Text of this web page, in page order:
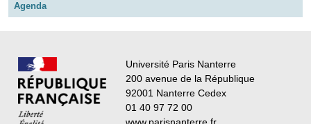
Agenda
Université Paris Nanterre
200 avenue de la République
92001 Nanterre Cedex
01 40 97 72 00